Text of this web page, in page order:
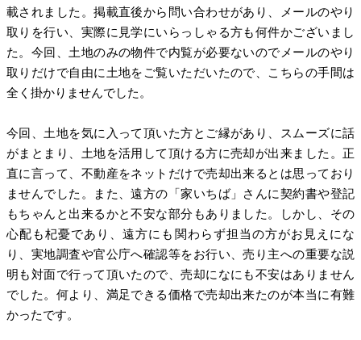
載されました。掲載直後から問い合わせがあり、メールのやり
取りを行い、実際に見学にいらっしゃる方も何件かございまし
た。今回、土地のみの物件で内覧が必要ないのでメールのやり
取りだけで自由に土地をご覧いただいたので、こちらの手間は
全く掛かりませんでした。
今回、土地を気に入って頂いた方とご縁があり、スムーズに話
がまとまり、土地を活用して頂ける方に売却が出来ました。正
直に言って、不動産をネットだけで売却出来るとは思っており
ませんでした。また、遠方の「家いちば」さんに契約書や登記
もちゃんと出来るかと不安な部分もありました。しかし、その
心配も杞憂であり、遠方にも関わらず担当の方がお見えにな
り、実地調査や官公庁へ確認等をお行い、売り主への重要な説
明も対面で行って頂いたので、売却になにも不安はありません
でした。何より、満足できる価格で売却出来たのが本当に有難
かったです。